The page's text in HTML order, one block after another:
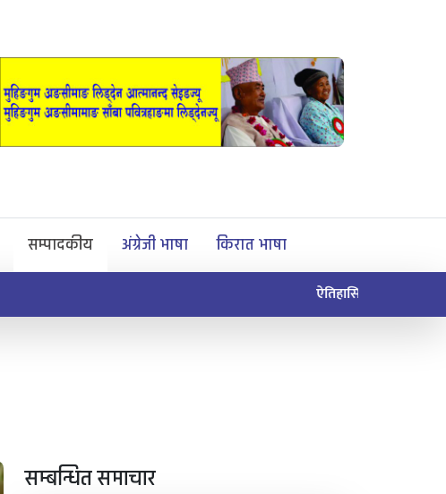
सम्पादकीय अंग्रेजी भाषा किरात भाषा
सम्बन्धित समाचार